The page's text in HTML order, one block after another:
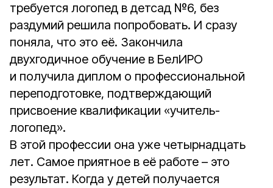
требуется логопед в детсад №6, без
раздумий решила попробовать. И сразу
поняла, что это её. Закончила
двухгодичное обучение в БелИРО
и получила диплом о профессиональной
переподготовке, подтверждающий
присвоение квалификации «учитель-
логопед».
В этой профессии она уже четырнадцать
лет. Самое приятное в её работе – это
результат. Когда у детей получается